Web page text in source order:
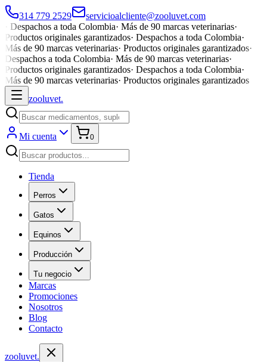
314 779 2529
servicioalcliente@zooluvet.com
Despachos a toda Colombia· Más de 90 marcas veterinarias·
Productos originales garantizados· Despachos a toda Colombia·
Más de 90 marcas veterinarias· Productos originales garantizados·
Despachos a toda Colombia· Más de 90 marcas veterinarias·
Productos originales garantizados· Despachos a toda Colombia·
Más de 90 marcas veterinarias· Productos originales garantizados
zooluvet.
Mi cuenta 0
Tienda
Perros
Gatos
Equinos
Producción
Tu negocio
Marcas
Promociones
Nosotros
Blog
Contacto
zooluvet.